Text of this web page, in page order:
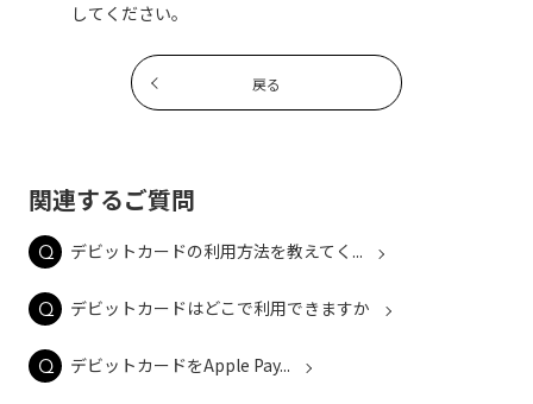
してください。
戻る
関連するご質問
デビットカードの利用方法を教えてく...
デビットカードはどこで利用できますか
デビットカードをApple Pay...